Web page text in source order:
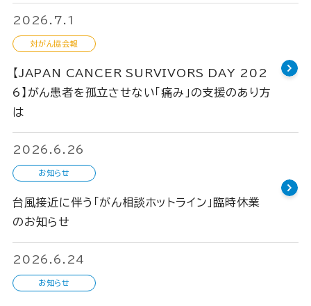
2026.7.1
対がん協会報
【JAPAN CANCER SURVIVORS DAY 202
6】がん患者を孤立させない「痛み」の支援のあり方
は
2026.6.26
お知らせ
台風接近に伴う「がん相談ホットライン」臨時休業
のお知らせ
2026.6.24
お知らせ